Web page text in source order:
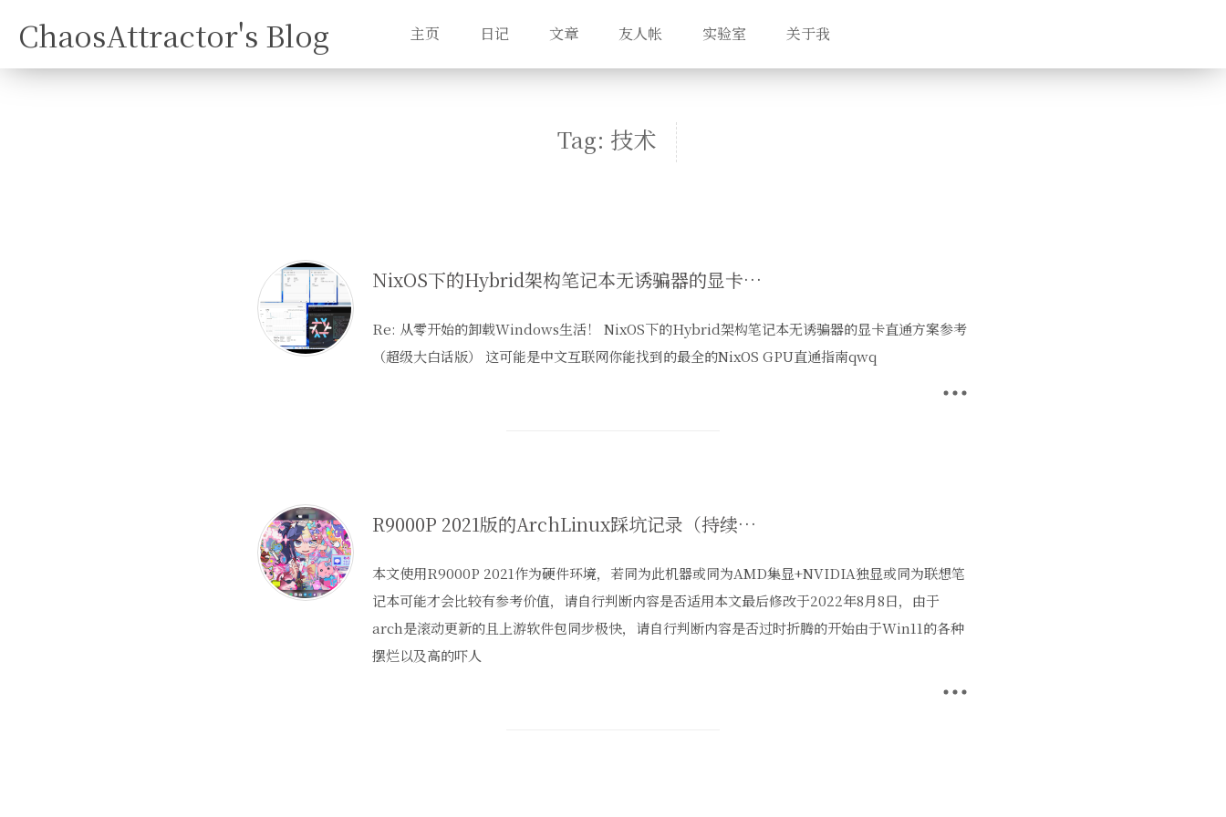
ChaosAttractor's Blog 主页 日记 文章 友人帐 实验室 关于我
Tag: 技术
NixOS下的Hybrid架构笔记本无诱骗器的显卡直通方案参考
Re: 从零开始的卸载Windows生活！ NixOS下的Hybrid架构笔记本无诱骗器的显卡直通方案参考
（超级大白话版） 这可能是中文互联网你能找到的最全的NixOS GPU直通指南qwq
R9000P 2021版的ArchLinux踩坑记录（持续更新）
本文使用R9000P 2021作为硬件环境，若同为此机器或同为AMD集显+NVIDIA独显或同为联想笔
记本可能才会比较有参考价值，请自行判断内容是否适用本文最后修改于2022年8月8日，由于
arch是滚动更新的且上游软件包同步极快，请自行判断内容是否过时折腾的开始由于Win11的各种
摆烂以及高的吓人